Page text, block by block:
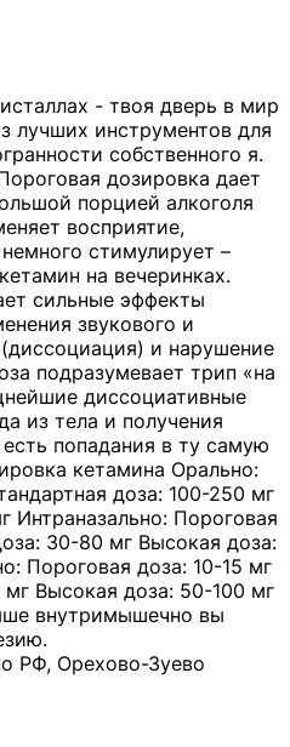
- твоя дверь в мир
лучших инструментов для
собственного я.
дозировка дает
порцией алкоголя
восприятие,
стимулирует –
на вечеринках.
сильные эффекты
звукового и
и нарушение
подразумевает трип «на
диссоциативные
из тела и получения
попадания в ту самую
кетамина Орально:
доза: 100-250 мг
Интраназально: Пороговая
30-80 мг Высокая доза:
Пороговая доза: 10-15 мг
Высокая доза: 50-100 мг
внутримышечно вы
РФ, Орехово-Зуево